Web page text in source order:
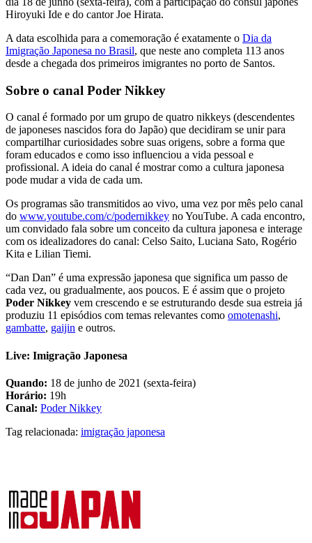
Hiroyuki Ide e do cantor Joe Hirata.
A data escolhida para a comemoração é exatamente o Dia da
Imigração Japonesa no Brasil, que neste ano completa 113 anos
desde a chegada dos primeiros imigrantes no porto de Santos.
Sobre o canal Poder Nikkey
O canal é formado por um grupo de quatro nikkeys (descendentes
de japoneses nascidos fora do Japão) que decidiram se unir para
compartilhar curiosidades sobre suas origens, sobre a forma que
foram educados e como isso influenciou a vida pessoal e
profissional. A ideia do canal é mostrar como a cultura japonesa
pode mudar a vida de cada um.
Os programas são transmitidos ao vivo, uma vez por mês pelo canal
do www.youtube.com/c/podernikkey no YouTube. A cada encontro,
um convidado fala sobre um conceito da cultura japonesa e interage
com os idealizadores do canal: Celso Saito, Luciana Sato, Rogério
Kita e Lilian Tiemi.
“Dan Dan” é uma expressão japonesa que significa um passo de
cada vez, ou gradualmente, aos poucos. E é assim que o projeto
Poder Nikkey vem crescendo e se estruturando desde sua estreia já
produziu 11 episódios com temas relevantes como omotenashi,
gambatte, gaijin e outros.
Live: Imigração Japonesa
Quando: 18 de junho de 2021 (sexta-feira)
Horário: 19h
Canal: Poder Nikkey
Tag relacionada: imigração japonesa